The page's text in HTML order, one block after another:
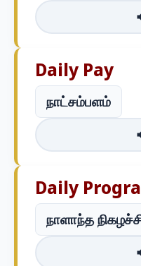
Daily Pay
நாட்சம்பளம்
Daily
நாளாந்த